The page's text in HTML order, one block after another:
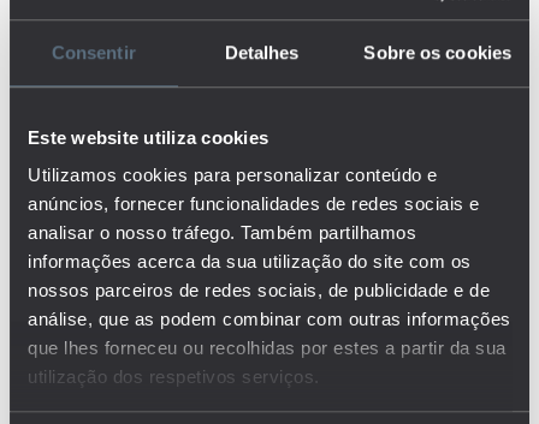
Consentir Detalhes Sobre os cookies
Este website utiliza cookies
Utilizamos cookies para personalizar conteúdo e
anúncios, fornecer funcionalidades de redes sociais e
analisar o nosso tráfego. Também partilhamos
informações acerca da sua utilização do site com os
nossos parceiros de redes sociais, de publicidade e de
análise, que as podem combinar com outras informações
que lhes forneceu ou recolhidas por estes a partir da sua
utilização dos respetivos serviços.
Taxa de atividade
Taxa de desemprego
da população ativa
completo
Taxa de desemprego
da população ativa
ENSINO SECUNDÁRIO
ENSINO SUPERIOR
ESTUDANTES
FINANCIAMENTO
FORMAÇÃO
FORMAÇÃO DE ADULTOS